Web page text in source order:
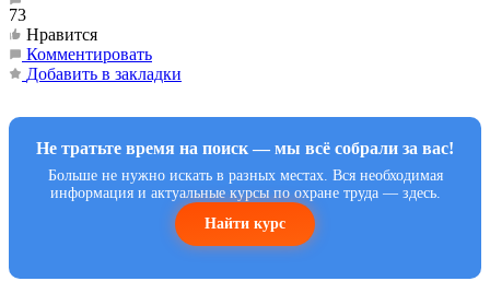
73
Нравится
Комментировать
Добавить в закладки
Не тратьте время на поиск — мы всё собрали за вас!
Больше не нужно искать в разных местах. Вся необходимая
информация и актуальные курсы по охране труда — здесь.
Найти курс